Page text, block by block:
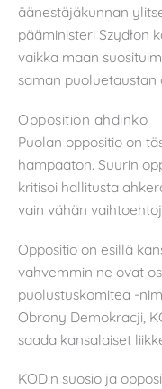
äänestäjäkunnan
pääministeri Szydłon
vaikka maan
saman puoluetaustan
Opposition ahdinko
Puolan oppositio on
hampaaton. Suurin
kritisoi hallitusta
vain vähän
Oppositio on esillä
vahvemmin ne ovat
puolustuskomitea -
Obrony Demokracji,
saada kansalaiset
KOD:n suosio ja